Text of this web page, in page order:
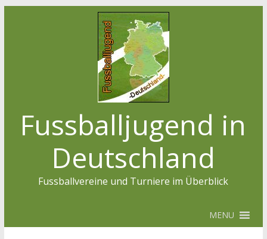
Fussballjugend in
Deutschland
Fussballvereine und Turniere im Überblick
MENU